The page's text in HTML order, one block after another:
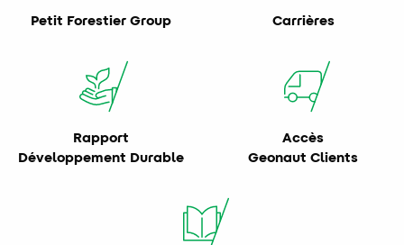
Petit Forestier Group Carrières
Rapport
Développement Durable
Accès
Geonaut Clients